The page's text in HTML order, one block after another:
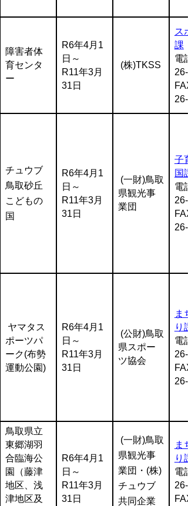
障害者体
育センタ
ー
R6年4月1
日～
R11年3月
31日
(株)TKSS
ス
課
電
チュウブ
鳥取砂丘
こどもの
国
R6年4月1
日～
R11年3月
31日
(一財)鳥取
県観光事
業団
子
国課
電
ヤマタス
ポーツパ
ーク(布勢
運動公園)
R6年4月1
日～
R11年3月
31日
(公財)鳥取
県スポー
ツ協会
ま
り課
電
鳥取県立
東郷湖羽
合臨海公
園（藤津
地区、浅
津地区及
R6年4月1
日～
R11年3月
31日
(一財)鳥取
県観光事
業団・(株)
チュウブ
共同企業
ま
り課
電